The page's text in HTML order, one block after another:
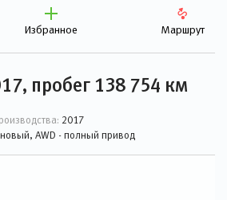
Избранное Маршрут
пробег 138 754 км
2017
AWD - полный привод